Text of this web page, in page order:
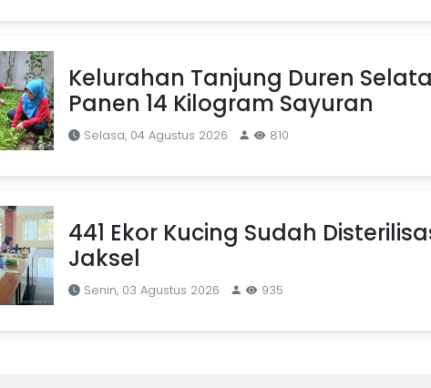
Kelurahan Tanjung Duren
Panen 14 Kilogram Sayuran
Selasa, 04 Agustus 2026 810
441 Ekor Kucing Sudah
Jaksel
Senin, 03 Agustus 2026 935